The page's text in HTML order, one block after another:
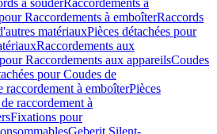
à souderRaccordements à
Raccordements à emboîterRaccords
matériauxPièces détachées pour
Raccordements aux
Raccordements aux appareilsCoudes
pour Coudes de
raccordement à emboîterPièces
raccordement à
Fixations pour
Geberit Silent-